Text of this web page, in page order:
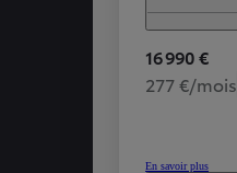
16 990 €
277 €/mois
En savoir plus